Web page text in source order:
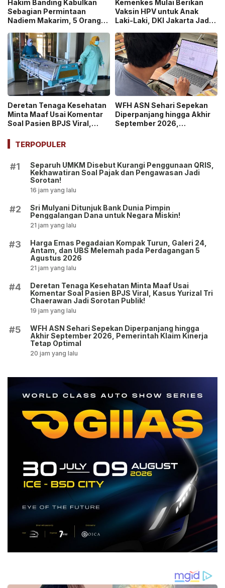
Hakim Banding Kabulkan
Sebagian Permintaan
Nadiem Makarim, 5 Orang
Kasus Chromebook!
Kemenkes Mulai Berikan
Vaksin HPV untuk Anak
Laki-Laki, DKI Jakarta Jadi
BIAS 2026
Deretan Tenaga Kesehatan
Minta Maaf Usai Komentar
Soal Pasien BPJS Viral,
Chaerawan Jadi Sorotan
Publik!
WFH ASN Sehari Sepekan
Diperpanjang hingga Akhir
September 2026,
TERPOPULER
#1
Separuh UMKM Disebut Kurangi Penggunaan QRIS,
Kekhawatiran Soal Pajak dan Pengawasan Jadi
Sorotan!
16 jam yang lalu
#2
Sri Mulyani Ditunjuk Bank Dunia Pimpin
Penggalangan Dana untuk Negara Miskin!
21 jam yang lalu
#3
Harga Emas Pegadaian Kompak Turun, Galeri 24,
Antam, dan UBS Melemah pada Perdagangan 5
Agustus 2026
21 jam yang lalu
#4
Deretan Tenaga Kesehatan Minta Maaf Usai
Komentar Soal Pasien BPJS Viral, Kasus Yurizal Tri
Chaerawan Jadi Sorotan Publik!
19 jam yang lalu
#5
WFH ASN Sehari Sepekan Diperpanjang hingga
Akhir September 2026, Pemerintah Klaim Kinerja
Tetap Optimal
20 jam yang lalu